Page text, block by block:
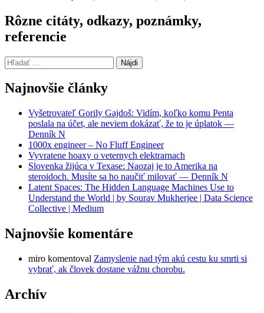
Rôzne citáty, odkazy, poznámky,
referencie
Hľadať:
Najnovšie články
Vyšetrovateľ Gorily Gajdoš: Vidím, koľko komu Penta
poslala na účet, ale neviem dokázať, že to je úplatok —
Denník N
1000x engineer – No Fluff Engineer
Vyvratene hoaxy o veternych elektrarnach
Slovenka žijúca v Texase: Naozaj je to Amerika na
steroidoch. Musíte sa ho naučiť milovať — Denník N
Latent Spaces: The Hidden Language Machines Use to
Understand the World | by Sourav Mukherjee | Data Science
Collective | Medium
Najnovšie komentáre
miro komentoval Zamyslenie nad tým akú cestu ku smrti si
vybrať, ak človek dostane vážnu chorobu.
Archív